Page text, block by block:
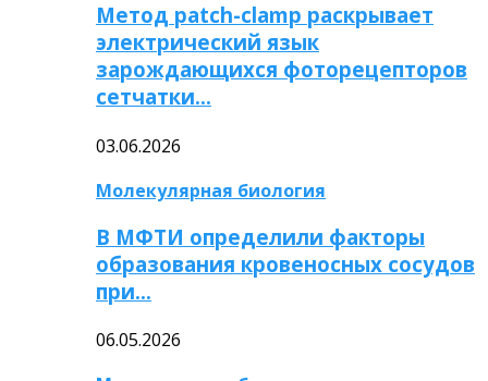
Метод patch-clamp раскрывает
электрический язык
зарождающихся фоторецепторов
сетчатки…
03.06.2026
Молекулярная биология
В МФТИ определили факторы
образования кровеносных сосудов
при…
06.05.2026